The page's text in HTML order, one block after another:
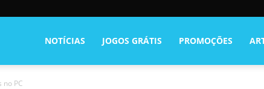
NOTÍCIAS JOGOS GRÁTIS PROMOÇÕES
PC